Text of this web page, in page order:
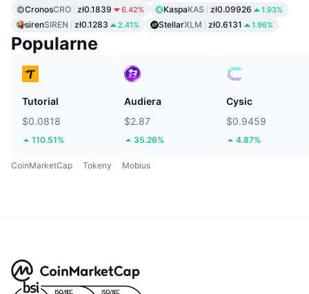
CronosCRO zł0.1839 6.42% KaspaKAS zł0.09926 1.93%
sirenSIREN zł0.1283 2.41% StellarXLM zł0.6131 1.96%
Popularne
Tutorial
$0.0818
110.51%
Audiera
$2.87
35.26%
Cysic
$0.9459
4.87%
CoinMarketCap Tokeny Mobius